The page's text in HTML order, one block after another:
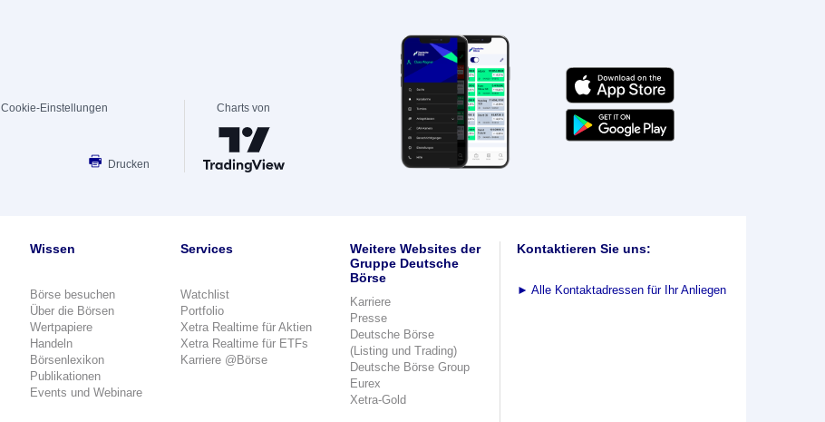
Cookie-Einstellungen
Drucken
Charts von
Wissen
Börse besuchen
Über die Börsen
Wertpapiere
Handeln
Börsenlexikon
Publikationen
Events und Webinare
Services
Watchlist
Portfolio
Xetra Realtime für Aktien
Xetra Realtime für ETFs
Karriere @Börse
Weitere Websites der
Gruppe Deutsche
Börse
Karriere
Presse
Deutsche Börse
(Listing und Trading)
Deutsche Börse Group
Eurex
Xetra-Gold
Kontaktieren Sie uns:
► Alle Kontaktadressen für Ihr Anliegen